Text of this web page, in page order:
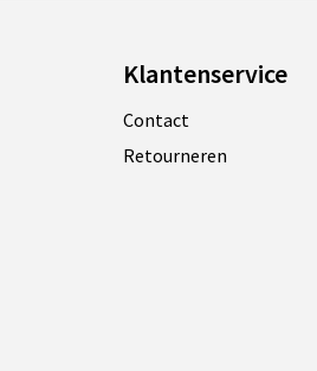
Klantenservice
Contact
Retourneren